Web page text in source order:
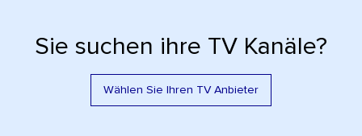
Sie suchen ihre TV Kanäle?
Wählen Sie Ihren TV Anbieter